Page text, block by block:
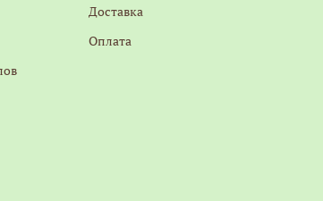
Доставка
Оплата